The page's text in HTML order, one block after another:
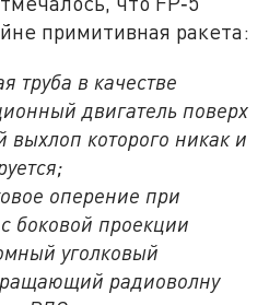
примитивная ракета:
труба в качестве
двигатель поверх
выхлоп которого никак и
оперение при
боковой проекции
уголковый
радиоволну